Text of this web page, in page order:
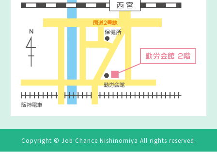
Copyright © Job Chance Nishinomiya All rights reserved.